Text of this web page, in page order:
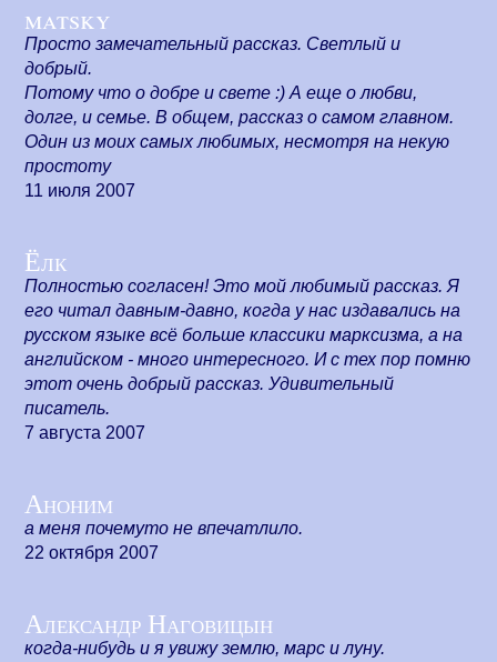
matsky
Просто замечательный рассказ. Светлый и
добрый.
Потому что о добре и свете :) А еще о любви,
долге, и семье. В общем, рассказ о самом главном.
Один из моих самых любимых, несмотря на некую
простоту
11 июля 2007
Ёлк
Полностью согласен! Это мой любимый рассказ. Я
его читал давным-давно, когда у нас издавались на
русском языке всё больше классики марксизма, а на
английском - много интересного. И с тех пор помню
этот очень добрый рассказ. Удивительный
писатель.
7 августа 2007
Аноним
а меня почемуто не впечатлило.
22 октября 2007
Александр Наговицын
когда-нибудь и я увижу землю, марс и луну.